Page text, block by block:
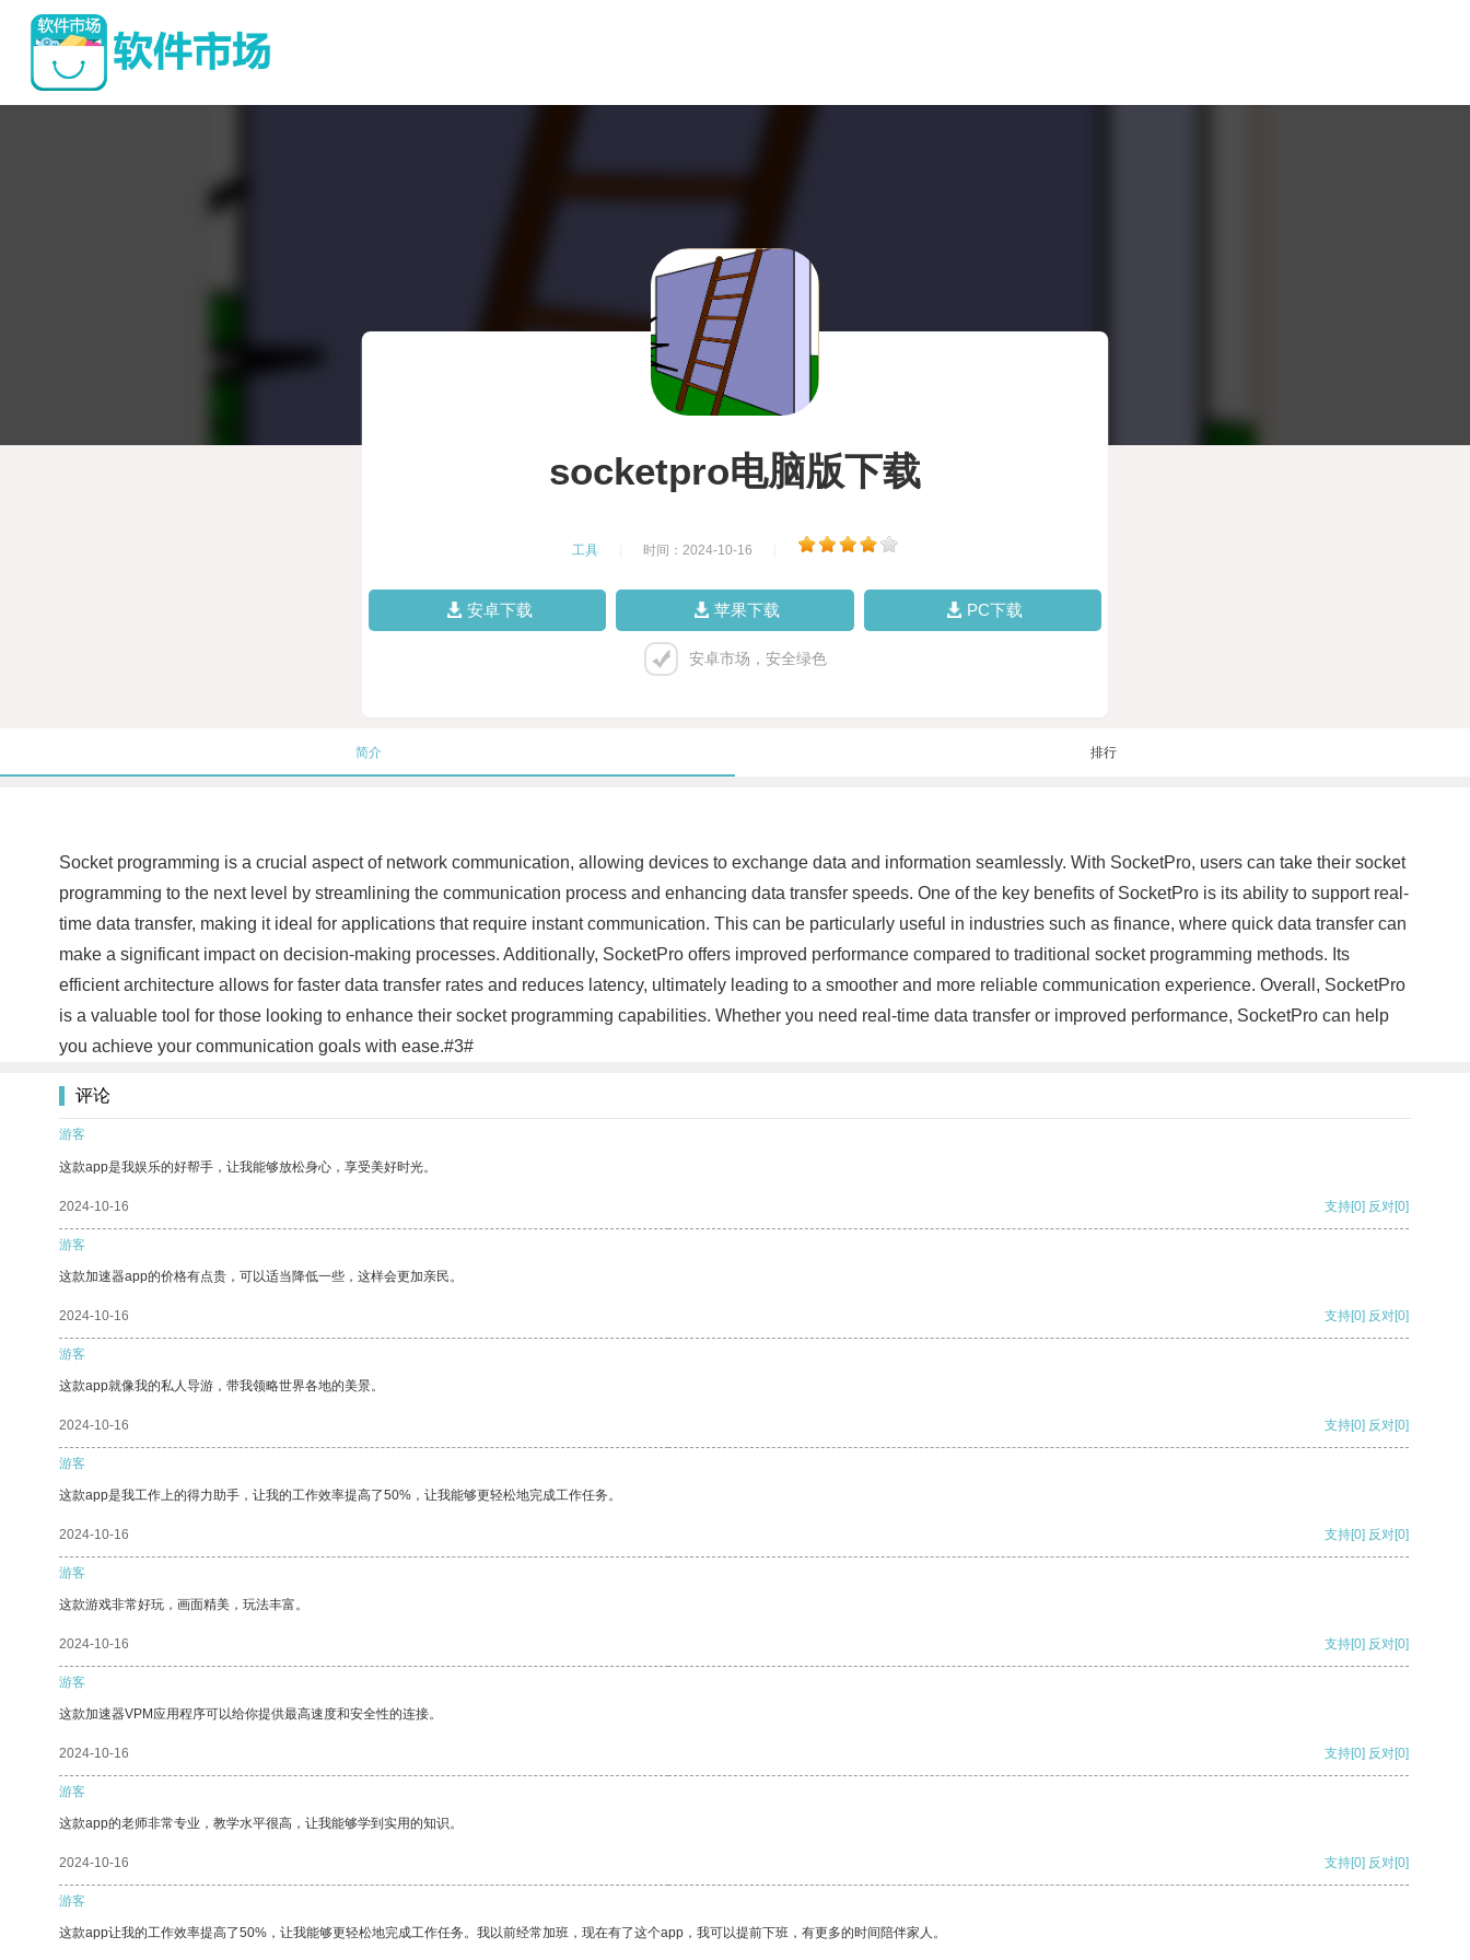
socketpro电脑版下载
工具 时间：2024-10-16
安卓下载 苹果下载 PC下载
安卓市场，安全绿色
简介 排行
Socket programming is a crucial aspect of network communication, allowing devices to exchange data and information seamlessly. With SocketPro, users can take their socket
programming to the next level by streamlining the communication process and enhancing data transfer speeds. One of the key benefits of SocketPro is its ability to support real-
time data transfer, making it ideal for applications that require instant communication. This can be particularly useful in industries such as finance, where quick data transfer can
make a significant impact on decision-making processes. Additionally, SocketPro offers improved performance compared to traditional socket programming methods. Its
efficient architecture allows for faster data transfer rates and reduces latency, ultimately leading to a smoother and more reliable communication experience. Overall, SocketPro
is a valuable tool for those looking to enhance their socket programming capabilities. Whether you need real-time data transfer or improved performance, SocketPro can help
you achieve your communication goals with ease.#3#
评论
游客
这款app是我娱乐的好帮手，让我能够放松身心，享受美好时光。
2024-10-16 支持[0] 反对[0]
游客
这款加速器app的价格有点贵，可以适当降低一些，这样会更加亲民。
2024-10-16 支持[0] 反对[0]
游客
这款app就像我的私人导游，带我领略世界各地的美景。
2024-10-16 支持[0] 反对[0]
游客
这款app是我工作上的得力助手，让我的工作效率提高了50%，让我能够更轻松地完成工作任务。
2024-10-16 支持[0] 反对[0]
游客
这款游戏非常好玩，画面精美，玩法丰富。
2024-10-16 支持[0] 反对[0]
游客
这款加速器VPM应用程序可以给你提供最高速度和安全性的连接。
2024-10-16 支持[0] 反对[0]
游客
这款app的老师非常专业，教学水平很高，让我能够学到实用的知识。
2024-10-16 支持[0] 反对[0]
游客
这款app让我的工作效率提高了50%，让我能够更轻松地完成工作任务。我以前经常加班，现在有了这个app，我可以提前下班，有更多的时间陪伴家人。